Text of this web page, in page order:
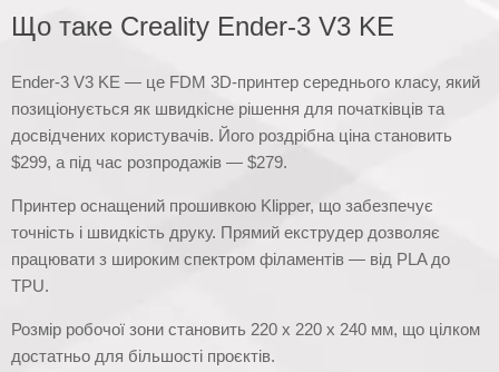
Що таке Creality Ender-3 V3 KE
Ender-3 V3 KE — це FDM 3D-принтер середнього класу, який
позиціонується як швидкісне рішення для початківців та
досвідчених користувачів. Його роздрібна ціна становить
$299, а під час розпродажів — $279.
Принтер оснащений прошивкою Klipper, що забезпечує
точність і швидкість друку. Прямий екструдер дозволяє
працювати з широким спектром філаментів — від PLA до
TPU.
Розмір робочої зони становить 220 x 220 x 240 мм, що цілком
достатньо для більшості проєктів.